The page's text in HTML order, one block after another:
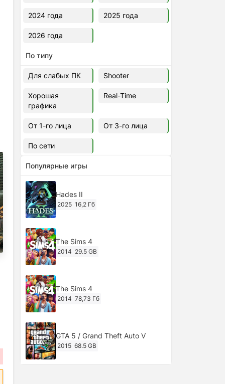
2024 года 2025 года
2026 года
По типу
Для слабых ПК Shooter
Хорошая
графика
Real-Time
От 1-го лица От 3-го лица
По сети
Популярные игры
Hades II
2025 16,2 Гб
The Sims 4
2014 29.5 GB
The Sims 4
2014 78,73 Гб
GTA 5 / Grand Theft Auto V
2015 68.5 GB